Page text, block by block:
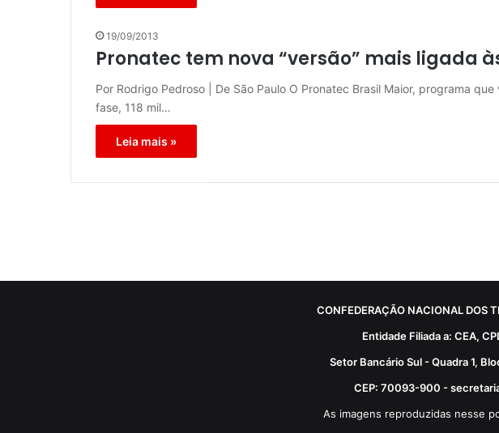
19/09/2013
Pronatec tem nova “versão” mais ligada
Por Rodrigo Pedroso | De São Paulo O Pronatec Brasil Maior, programa
fase, 118 mil…
Leia mais »
CONFEDERAÇÃO NACIONAL DOS
Entidade Filiada a: CEA,
Setor Bancário Sul - Quadra 1,
CEP: 70093-900 -
As imagens reproduzidas nesse